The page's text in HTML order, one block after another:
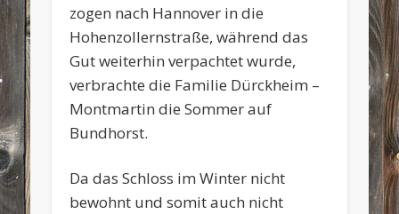
zogen nach Hannover in die
Hohenzollernstraße, während das
Gut weiterhin verpachtet wurde,
verbrachte die Familie Dürckheim –
Montmartin die Sommer auf
Bundhorst.
Da das Schloss im Winter nicht
bewohnt und somit auch nicht